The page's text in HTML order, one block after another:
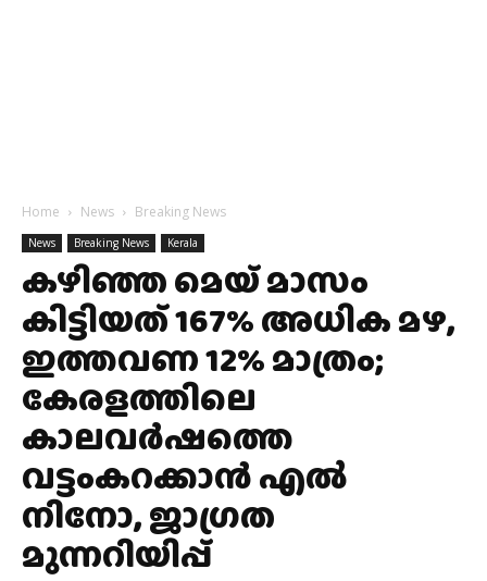
Home News Breaking News
News Breaking News Kerala
കഴിഞ്ഞ മെയ് മാസം
കിട്ടിയത് 167% അധിക മഴ,
ഇത്തവണ 12% മാത്രം;
കേരളത്തിലെ
കാലവർഷത്തെ
വട്ടംകറക്കാൻ എൽ
നിനോ, ജാഗ്രത
മുന്നറിയിപ്പ്